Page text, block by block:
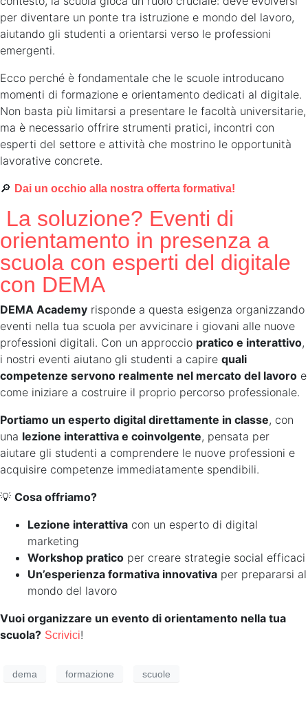
per diventare un ponte tra istruzione e mondo del lavoro,
aiutando gli studenti a orientarsi verso le professioni
emergenti.
Ecco perché è fondamentale che le scuole introducano
momenti di formazione e orientamento dedicati al digitale.
Non basta più limitarsi a presentare le facoltà universitarie,
ma è necessario offrire strumenti pratici, incontri con
esperti del settore e attività che mostrino le opportunità
lavorative concrete.
🔎 Dai un occhio alla nostra offerta formativa!
La soluzione? Eventi di
orientamento in presenza a
scuola con esperti del digitale
con DEMA
DEMA Academy risponde a questa esigenza organizzando
eventi nella tua scuola per avvicinare i giovani alle nuove
professioni digitali. Con un approccio pratico e interattivo,
i nostri eventi aiutano gli studenti a capire quali
competenze servono realmente nel mercato del lavoro e
come iniziare a costruire il proprio percorso professionale.
Portiamo un esperto digital direttamente in classe, con
una lezione interattiva e coinvolgente, pensata per
aiutare gli studenti a comprendere le nuove professioni e
acquisire competenze immediatamente spendibili.
💡 Cosa offriamo?
Lezione interattiva con un esperto di digital
marketing
Workshop pratico per creare strategie social efficaci
Un’esperienza formativa innovativa per prepararsi al
mondo del lavoro
Vuoi organizzare un evento di orientamento nella tua
scuola? Scrivici!
dema formazione scuole